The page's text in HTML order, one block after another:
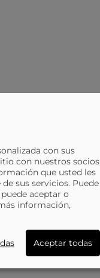
con sus
con nuestros socios
que usted les
sus servicios. Puede
aceptar o
información,
Aceptar todas